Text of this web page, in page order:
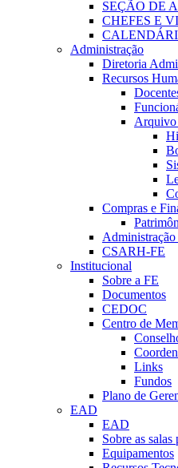
SEÇÃO DE
CHEFES E
Administração
Diretoria
Recursos
Arquivo
Compras e
Administração
CSARH-FE
Institucional
Sobre a FE
Documentos
CEDOC
Centro de
Links
Fundos
Plano de
EAD
EAD
Sobre as
Equipamentos